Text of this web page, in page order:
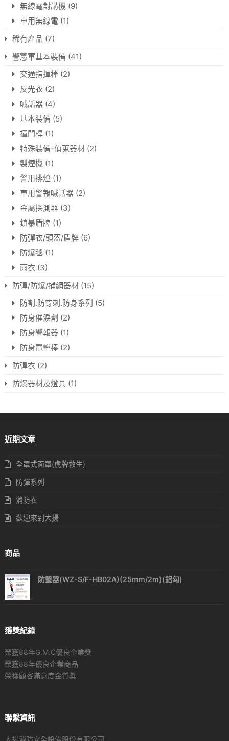
無線電對講機 (9)
車用無線電 (1)
稀有產品 (7)
警憲軍基本裝備 (41)
交通指揮棒 (2)
反光衣 (2)
喊話器 (4)
基本裝備 (5)
撞門桿 (1)
特殊裝備-偵蒐器材 (2)
製煙機 (1)
警用排燈 (1)
車用警報喊話器 (2)
金屬探測器 (3)
鎮暴盾牌 (1)
防彈衣/頭盔/盾牌 (6)
防爆毯 (1)
雨衣 (3)
防彈/防爆/捕網器材 (15)
防割.防穿刺.防身系列 (5)
防身催淚劑 (2)
防身警報器 (1)
防身電擊棒 (2)
防彈衣 (2)
防爆器材及燈具 (1)
近期文章
全罩式面罩(虎牌救生)
防彈系列
消防衣
歡迎來到大揚
商品
防墜器(WZ-S/F-HB02A)(25mm/2m)(鋁勾)
獲獎紀錄
榮獲88年G.M.C優良企業獎
榮獲88年優良企業商品
榮獲顧客滿意度金質獎
聯繫資訊
大揚消防安全設備股份有限公司